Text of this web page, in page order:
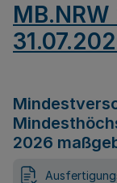
2026